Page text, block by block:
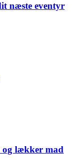
næste eventyr
og lækker mad